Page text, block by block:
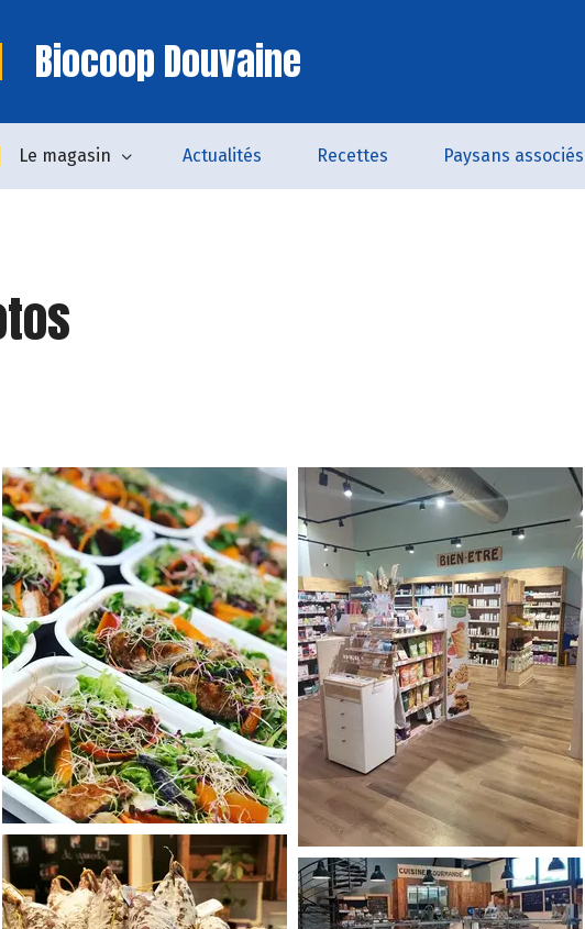
Biocoop Douvaine
Le magasin Actualités Recettes Paysans associés